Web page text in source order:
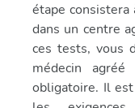
étape consistera
dans un centre
ces tests, vous
médecin
obligatoire. Il